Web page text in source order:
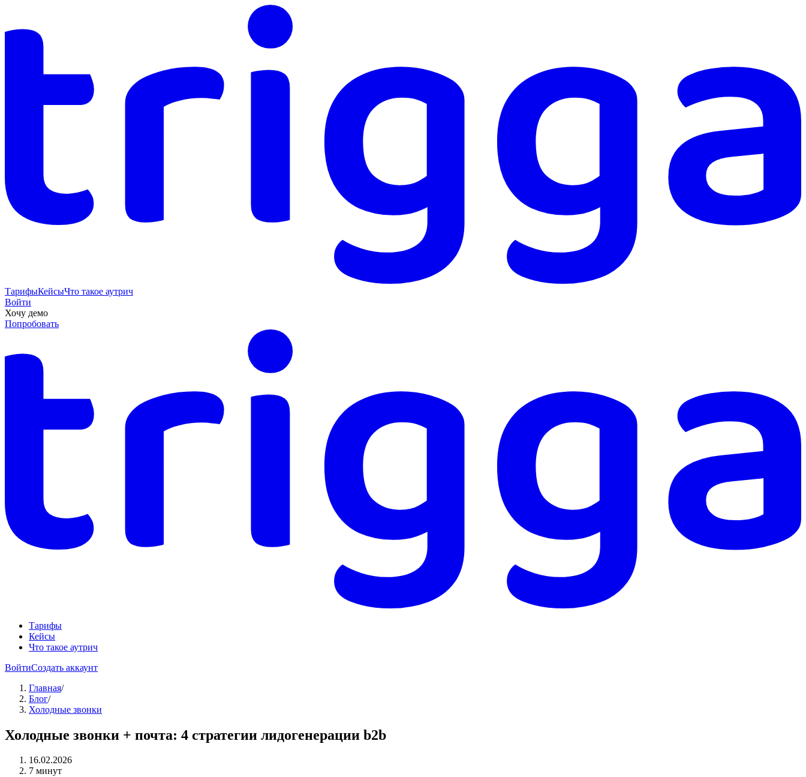
ТарифыКейсыЧто такое аутрич
Войти
Хочу демо
Попробовать
Тарифы
Кейсы
Что такое аутрич
ВойтиСоздать аккаунт
Главная/
Блог/
Холодные звонки
Холодные звонки + почта: 4 стратегии лидогенерации b2b
16.02.2026
7 минут